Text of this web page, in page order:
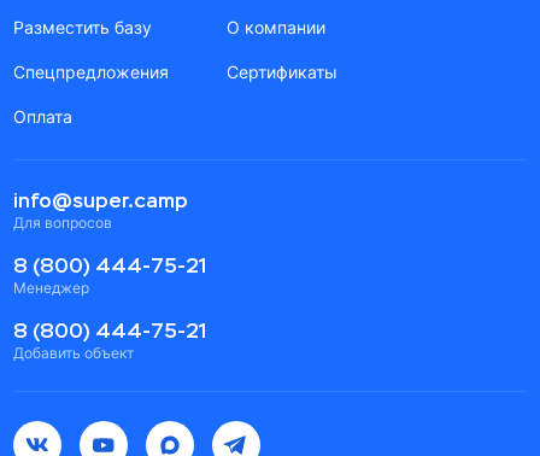
Разместить базу
Спецпредложения
Оплата
О компании
Сертификаты
info@super.camp
Для вопросов
8 (800) 444-75-21
Менеджер
8 (800) 444-75-21
Добавить объект